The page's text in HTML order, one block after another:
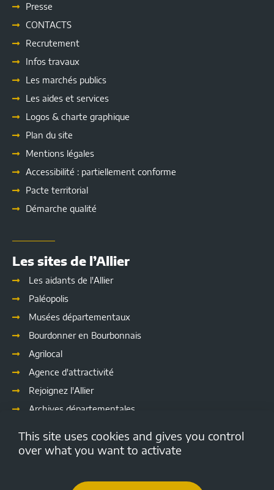
Presse
CONTACTS
Recrutement
Infos travaux
Les marchés publics
Les aides et services
Logos & charte graphique
Plan du site
Mentions légales
Accessibilité : partiellement conforme
Pacte territorial
Démarche qualité
Les sites de l’Allier
Les aidants de l'Allier
Paléopolis
Musées départementaux
Bourdonner en Bourbonnais
Agrilocal
Agence d'attractivité
Rejoignez l'Allier
Archives départementales
Culture
Open data de l'Allier
This site uses cookies and gives you control
over what you want to activate